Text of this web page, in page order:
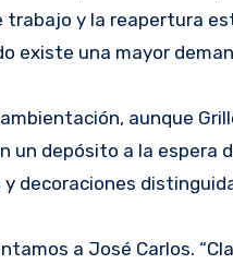
y la reapertura
existe una mayor
aunque
depósito a la espera
decoraciones
a José Carlos.